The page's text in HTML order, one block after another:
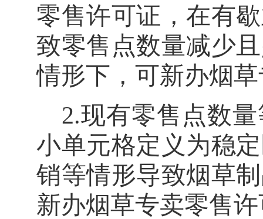
零售许可证，在有
致零售点数量减少
情形下，可新办烟
2.现有零售点数
小单元格定义为稳
销等情形导致烟草
新办烟草专卖零售